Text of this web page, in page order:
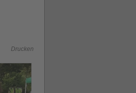
Drucken